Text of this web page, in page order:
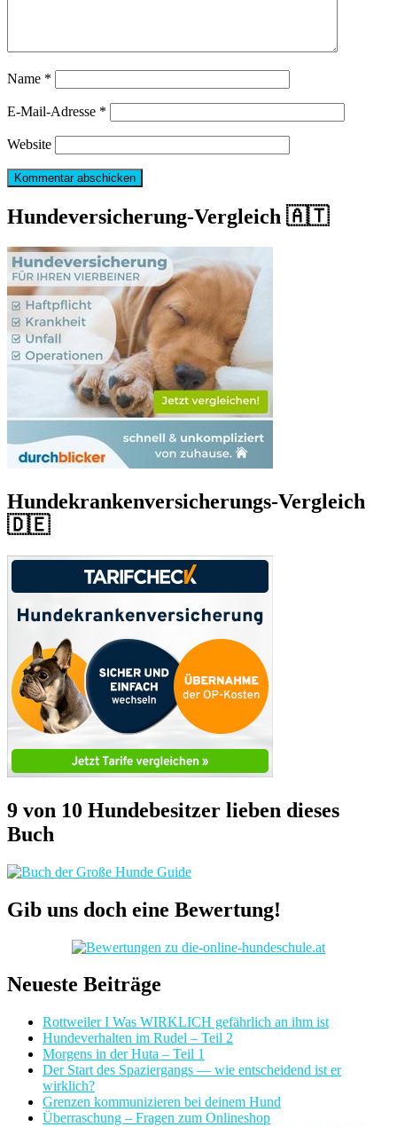
Name *
E-Mail-Adresse *
Website
Hundeversicherung-Vergleich 🇦🇹
Hundekrankenversicherungs-Vergleich
🇩🇪
9 von 10 Hundebesitzer lieben dieses
Buch
Gib uns doch eine Bewertung!
Neueste Beiträge
Rottweiler I Was WIRKLICH gefährlich an ihm ist
Hundeverhalten im Rudel – Teil 2
Morgens in der Huta – Teil 1
Der Start des Spaziergangs — wie entscheidend ist er
wirklich?
Grenzen kommunizieren bei deinem Hund
Überraschung – Fragen zum Onlineshop